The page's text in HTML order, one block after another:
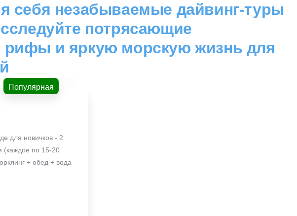
себя незабываемые дайвинг-туры
потрясающие
рифы и яркую морскую жизнь для
Популярная
для новичков - 2
(каждое по 15-20
+ обед + вода